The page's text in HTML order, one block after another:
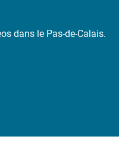
dans le Pas-de-Calais.